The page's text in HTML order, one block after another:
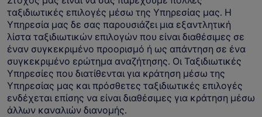
ταξιδιωτικές επιλογές μέσω της Υπηρεσίας μας. Η
Υπηρεσία μας δε σας παρουσιάζει μια εξαντλητική
λίστα ταξιδιωτικών επιλογών που είναι διαθέσιμες σε
έναν συγκεκριμένο προορισμό ή ως απάντηση σε ένα
συγκεκριμένο ερώτημα αναζήτησης. Οι Ταξιδιωτικές
Υπηρεσίες που διατίθενται για κράτηση μέσω της
Υπηρεσίας μας και πρόσθετες ταξιδιωτικές επιλογές
ενδέχεται επίσης να είναι διαθέσιμες για κράτηση μέσω
άλλων καναλιών διανομής.